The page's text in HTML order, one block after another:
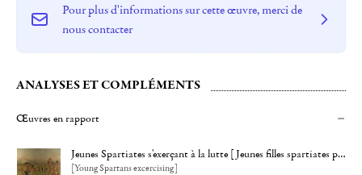
Pour plus d'informations sur cette œuvre, merci de
nous contacter
ANALYSES ET COMPLÉMENTS
Œuvres en rapport
Jeunes Spartiates s'exerçant à la lutte [Jeunes filles spartiates provoquant des garçons]
[Young Spartans excercising]